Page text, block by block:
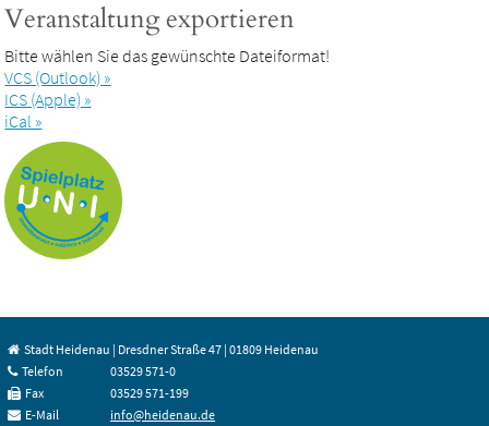
Veranstaltung exportieren
Bitte wählen Sie das gewünschte Dateiformat!
VCS (Outlook) »
ICS (Apple) »
iCal »
Stadt Heidenau | Dresdner Straße 47 | 01809 Heidenau
Telefon
03529 571-0
Fax
03529 571-199
E-Mail
info@heidenau.de